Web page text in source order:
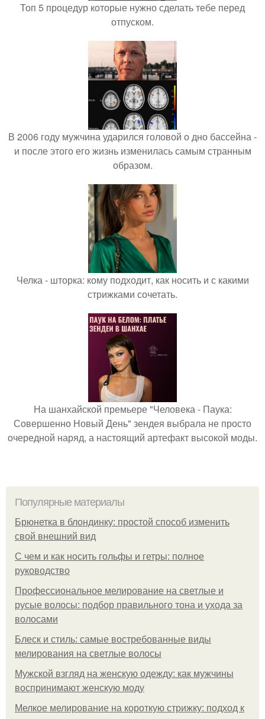
Топ 5 процедур которые нужно сделать тебе перед
отпуском.
В 2006 году мужчина ударился головой о дно бассейна -
и после этого его жизнь изменилась самым странным
образом.
Челка - шторка: кому подходит, как носить и с какими
стрижками сочетать.
На шанхайской премьере "Человека - Паука:
Совершенно Новый День" зендея выбрала не просто
очередной наряд, а настоящий артефакт высокой моды.
Популярные материалы
Брюнетка в блондинку: простой способ изменить
свой внешний вид
С чем и как носить гольфы и гетры: полное
руководство
Профессиональное мелирование на светлые и
русые волосы: подбор правильного тона и ухода за
волосами
Блеск и стиль: самые востребованные виды
мелирования на светлые волосы
Мужской взгляд на женскую одежду: как мужчины
воспринимают женскую моду
Мелкое мелирование на короткую стрижку: подход к